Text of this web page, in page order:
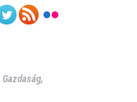
Gazdaság,